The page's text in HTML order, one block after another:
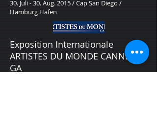
30. Juli - 30. Aug. 2015 / Cap San Diego /
Hamburg Hafen
Exposition Internationale
ARTISTES DU MONDE​ CANNES •
GA